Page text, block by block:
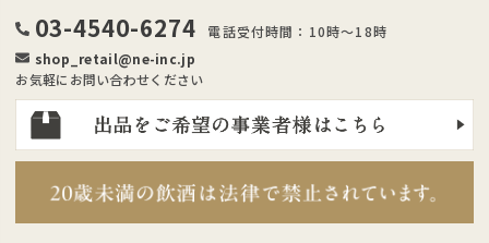
03-4540-6274
電話受付時間：10時～18時
shop_retail@ne-inc.jp
お気軽にお問い合わせください